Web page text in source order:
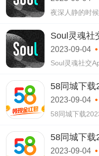
夜深人静的时
安卓版软件里
任何城市任何
从素未谋
Soul灵魂社
2023-09-04
Soul灵魂社交
通过这款Soul
软件大家可以
友，还能匹配到
58同城下载
2023-09-04
58同城下载
还在找人，都
安卓最新版软
息为你呈现
58同城下载
2023-09-04